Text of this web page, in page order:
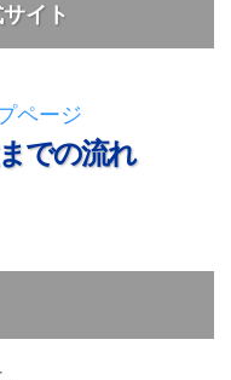
イト
ページ
での流れ